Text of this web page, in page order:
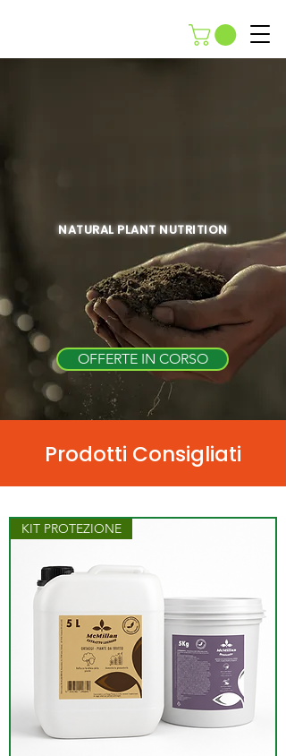
NATURAL PLANT NUTRITION
OFFERTE IN CORSO
Prodotti Consigliati
KIT PROTEZIONE